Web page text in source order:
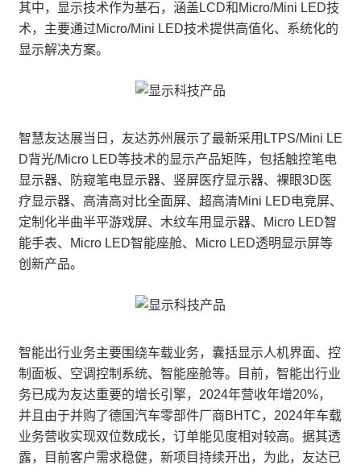
其中，显示技术作为基石，涵盖LCD和Micro/Mini LED技
术，主要通过Micro/Mini LED技术提供高值化、系统化的
显示解决方案。
智慧友达展当日，友达苏州展示了最新采用LTPS/Mini LE
D背光/Micro LED等技术的显示产品矩阵，包括触控笔电
显示器、防窥笔电显示器、竖屏医疗显示器、裸眼3D医
疗显示器、高清高对比全面屏、超高清Mini LED电竞屏、
定制化半曲半平游戏屏、木纹车用显示器、Micro LED智
能手表、Micro LED智能座舱、Micro LED透明显示屏等
创新产品。
智能出行业务主要围绕车载业务，囊括显示人机界面、控
制面板、空调控制系统、智能座舱等。目前，智能出行业
务已成为友达重要的增长引擎，2024年营收年增20%，
并且由于并购了德国汽车零部件厂商BHTC，2024年车载
业务营收实现双位数成长，订单能见度相对较高。据其透
露，目前客户需求稳健，新项目持续开出，为此，友达已